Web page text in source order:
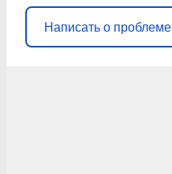
Написать о проблеме